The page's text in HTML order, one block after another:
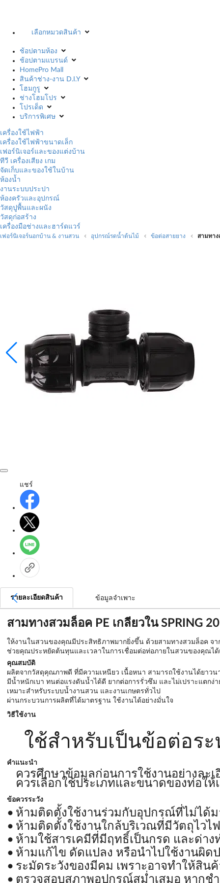
เลือกหมวดสินค้า
ช้อปตามห้อง
ช้อปตามแบรนด์
HomePro Mall
สินค้าช่าง-งาน D.I.Y
โฮมกูรู
ช่างโฮมโปร
โปรเด็ด
บริการพิเศษ
เครื่องใช้ไฟฟ้า
เครื่องใช้ไฟฟ้าขนาดเล็ก
เฟอร์นิเจอร์และของแต่งบ้าน
ทีวี เครื่องเสียง เกม
จัดเก็บและของใช้ในบ้าน
ห้องน้ำ
งานระบบประปา
ห้องครัวและอุปกรณ์
วัสดุปูพื้นและผนัง
วัสดุก่อสร้าง
เครื่องมือช่างและฮาร์ดแวร์
เฟอร์นิเจอร์นอกบ้าน & งานสวน อุปกรณ์รดน้ำต้นไม้ ข้อต่อสายยาง สามทาง
แชร์
รายละเอียดสินค้า ข้อมูลจำเพาะ
สามทางสวมล็อค PE เกลียวใน SPRING
ให้งานในสวนของคุณมีประสิทธิภาพมากยิ่งขึ้น ด้วยสามทางสวมล็อค จ
ช่วยคุณประหยัดต้นทุนและเวลาในการเชื่อมต่อท่อภายในสวนของคุณได้
คุณสมบัติ
ผลิตจากวัสดุคุณภาพดี ที่มีความเหนียว เนื้อหนา สามารถใช้งานได้ยาวน
มีน้ำหนักเบา ทนต่อแรงดันน้ำได้ดี ยากต่อการรั่วซึม และไม่เปราะแตกง่า
เหมาะสำหรับระบบน้ำงานสวน และงานเกษตรทั่วไป
ผ่านกระบวนการผลิตที่ได้มาตรฐาน ใช้งานได้อย่างมั่นใจ
วิธีใช้งาน
ใช้สำหรับเป็นข้อต่อระ
คำแนะนำ
ควรศึกษาข้อมูลก่อนการใช้งานอย่างละเ
ควรเลือกใช้ประเภทและขนาดของท่อใ
ข้อควรระวัง
ห้ามติดตั้งใช้งานร่วมกับอุปกรณ์ที่ไม่ได้ม
ห้ามติดตั้งใช้งานใกล้บริเวณที่มีวัตถุไวไฟ
ห้ามใช้สารเคมีที่มีฤทธิ์เป็นกรด และด่าง
ห้ามแก้ไข ดัดแปลง หรือนำไปใช้งานผิด
ระมัดระวังของมีคม เพราะอาจทำให้สินค้
ตรวจสอบสภาพอุปกรณ์สม่ำเสมอ หากช